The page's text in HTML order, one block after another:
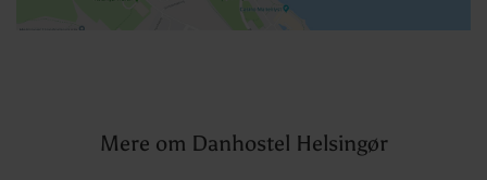
Mere om Danhostel Helsingør